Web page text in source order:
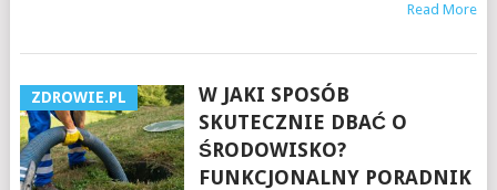
Read More
ZDROWIE.PL
W JAKI SPOSÓB
SKUTECZNIE DBAĆ O
ŚRODOWISKO?
FUNKCJONALNY PORADNIK